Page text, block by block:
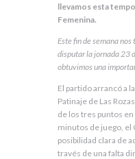
llevamos esta
Femenina.
Este fin de semana
disputar la jornada 23
obtuvimos una
El partido arrancó a
Patinaje de Las
de los tres puntos
minutos de juego, el
posibilidad clara de
través de una falta